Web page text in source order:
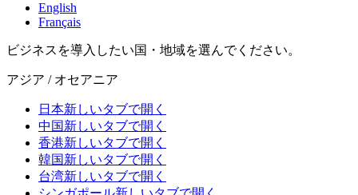
English
Français
ビジネスを導入したい国・地域を選んでください。
アジア / オセアニア
日本新しいタブで開く
中国新しいタブで開く
香港新しいタブで開く
韓国新しいタブで開く
台湾新しいタブで開く